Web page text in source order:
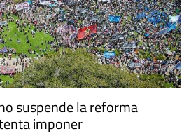
suspende la reforma
imponer